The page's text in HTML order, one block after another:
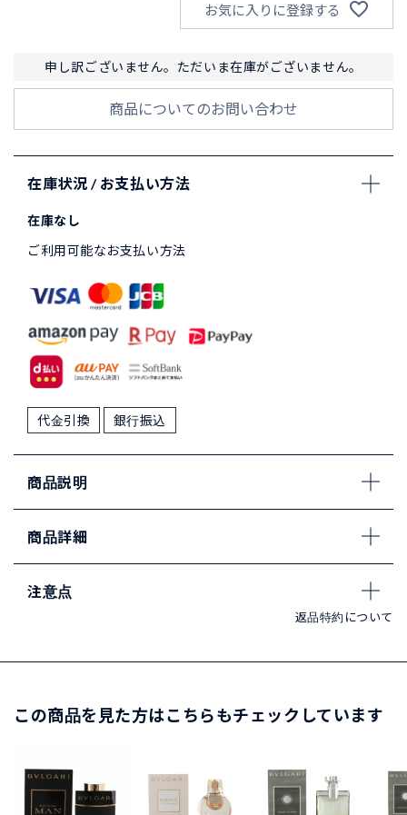
お気に入りに登録する
申し訳ございません。ただいま在庫がございません。
商品についてのお問い合わせ
在庫状況 / お支払い方法
在庫なし
ご利用可能なお支払い方法
代金引換 銀行振込
商品説明
商品詳細
注意点
返品特約について
この商品を見た方はこちらもチェックしています